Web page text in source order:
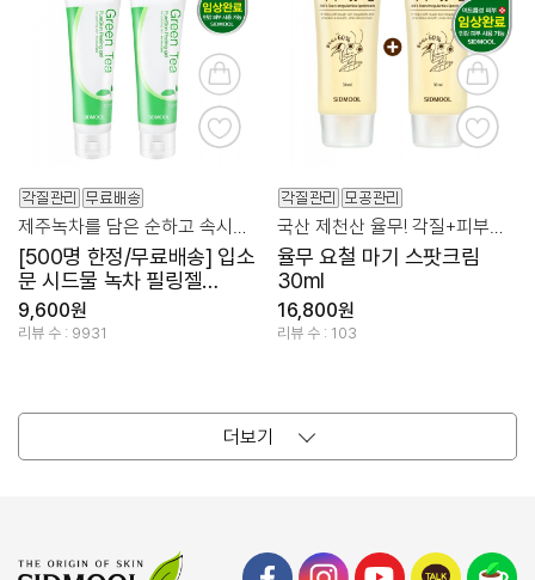
[500명 한정/무료배송] 입소
문 시드물 녹차 필링젤
120ml 2개 묶음
9,600원
리뷰 수 : 9931
율무 요철 마기 스팟크림
30ml
16,800원
리뷰 수 : 103
더보기